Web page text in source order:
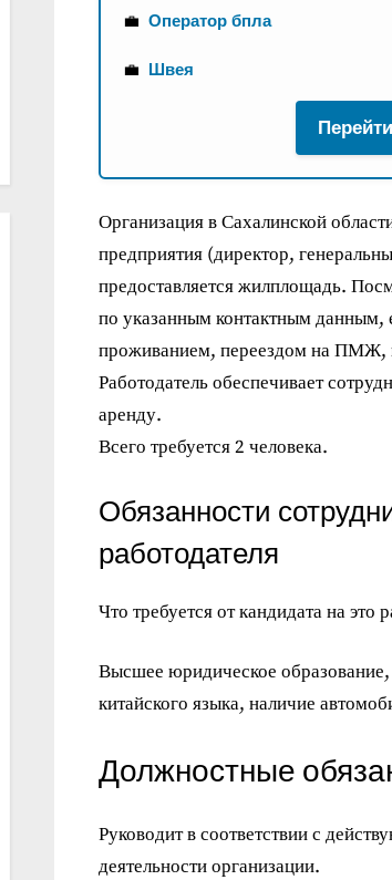
💼 Оператор бпла
💼 Швея
Организация в Сахалинской
предприятия (директор,
предоставляется жилплощадь.
по указанным контактным данным,
проживанием, переездом на ПМЖ,
Работодатель обеспечивает
аренду.
Всего требуется 2 человека.
Обязанности
работодателя
Что требуется от кандидата на это
Высшее юридическое
китайского языка, наличие
Должностные
Руководит в соответствии с
деятельности организации.